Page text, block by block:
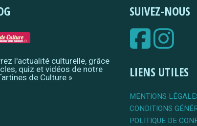
l'actualité culturelle, grâce
quiz et vidéos de notre
de Culture »
SUIVEZ-NOUS
LIENS UTILES
MENTIONS
CONDITIONS
POLITIQUE DE